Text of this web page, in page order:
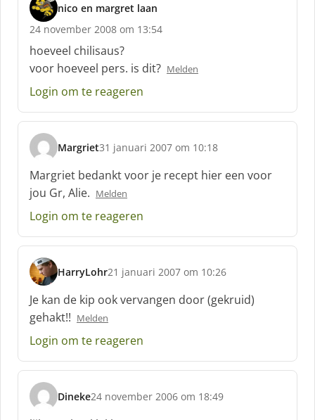
nico en margret laan
s
c
h
r
e
e
:
24 november 2008 om 13:54
hoeveel chilisaus?
voor hoeveel pers. is dit? Melden
Login om te reageren
Margriet
s
c
h
r
e
f
31 januari 2007 om 10:18
Margriet bedankt voor je recept hier een voor
jou Gr, Alie. Melden
Login om te reageren
HarryLohr
s
c
h
r
e
f
21 januari 2007 om 10:26
Je kan de kip ook vervangen door (gekruid)
gehakt!! Melden
Login om te reageren
Dineke
s
24 november 2006 om 18:49